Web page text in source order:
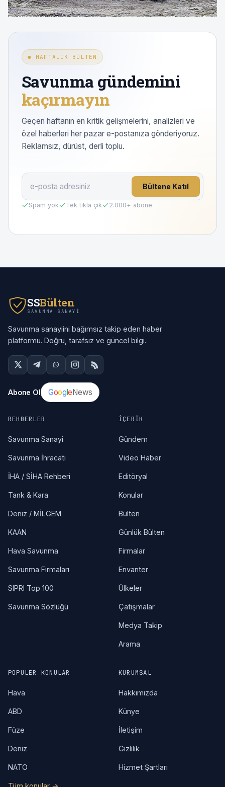
● HAFTALIK BÜLTEN
Savunma gündemini
kaçırmayın
Geçen haftanın en kritik gelişmelerini, analizleri ve
özel haberleri her pazar e-postanıza gönderiyoruz.
Reklamsız, dürüst, derli toplu.
Bültene Katıl
Spam yok Tek tıkla çık 2.000+ abone
SSBülten
SAVUNMA SANAYI
Savunma sanayiini bağımsız takip eden haber
platformu. Doğru, tarafsız ve güncel bilgi.
Abone Ol GoogleNews
REHBERLER
Savunma Sanayi
Savunma İhracatı
İHA / SİHA Rehberi
Tank & Kara
Deniz / MİLGEM
KAAN
Hava Savunma
Savunma Firmaları
SIPRI Top 100
Savunma Sözlüğü
İÇERIK
Gündem
Video Haber
Editöryal
Konular
Bülten
Günlük Bülten
Firmalar
Envanter
Ülkeler
Çatışmalar
Medya Takip
Arama
POPÜLER KONULAR
Hava
ABD
Füze
Deniz
NATO
KURUMSAL
Hakkımızda
Künye
İletişim
Gizlilik
Hizmet Şartları